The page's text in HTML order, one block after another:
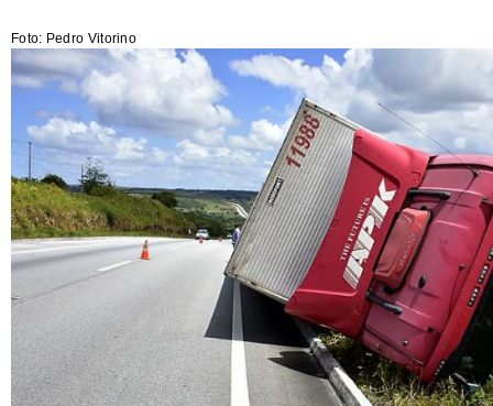
Foto: Pedro Vitorino